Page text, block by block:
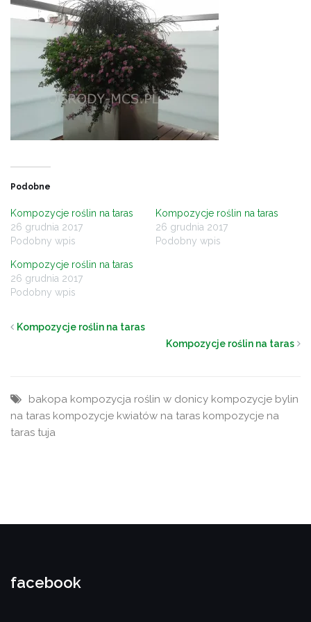
Podobne
Kompozycje roślin na taras
26 grudnia 2017
Podobny wpis
Kompozycje roślin na taras
26 grudnia 2017
Podobny wpis
Kompozycje roślin na taras
26 grudnia 2017
Podobny wpis
Kompozycje roślin na taras
Kompozycje roślin na taras
bakopa kompozycja roślin w donicy kompozycje bylin
na taras kompozycje kwiatów na taras kompozycje na
taras tuja
facebook